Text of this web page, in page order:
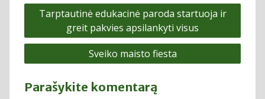
Navigacija
įrašų
Tarptautinė edukacinė paroda startuoja ir
greit pakvies apsilankyti visus
Sveiko maisto fiesta
Parašykite komentarą